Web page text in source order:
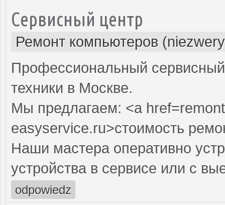
Сервисный центр
Ремонт компьютеров
Профессиональный
техники в Москве.
Мы предлагаем: <a
easyservice.ru>стоимость
Наши мастера оперативно
устройства в сервисе или с
odpowiedz